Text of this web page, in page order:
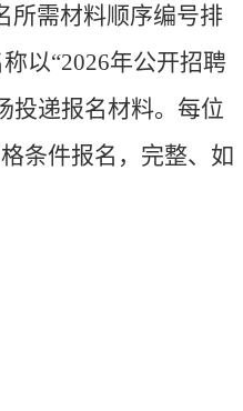
所需材料顺序编号排
以“2026年公开招聘
投递报名材料。每位
条件报名，完整、如